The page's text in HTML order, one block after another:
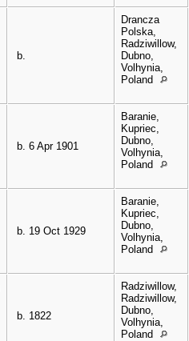
b.
Drancza
Polska,
Radziwillow,
Dubno,
Volhynia,
Poland
b. 6 Apr 1901
Baranie,
Kupriec,
Dubno,
Volhynia,
Poland
b. 19 Oct 1929
Baranie,
Kupriec,
Dubno,
Volhynia,
Poland
b. 1822
Radziwillow,
Radziwillow,
Dubno,
Volhynia,
Poland